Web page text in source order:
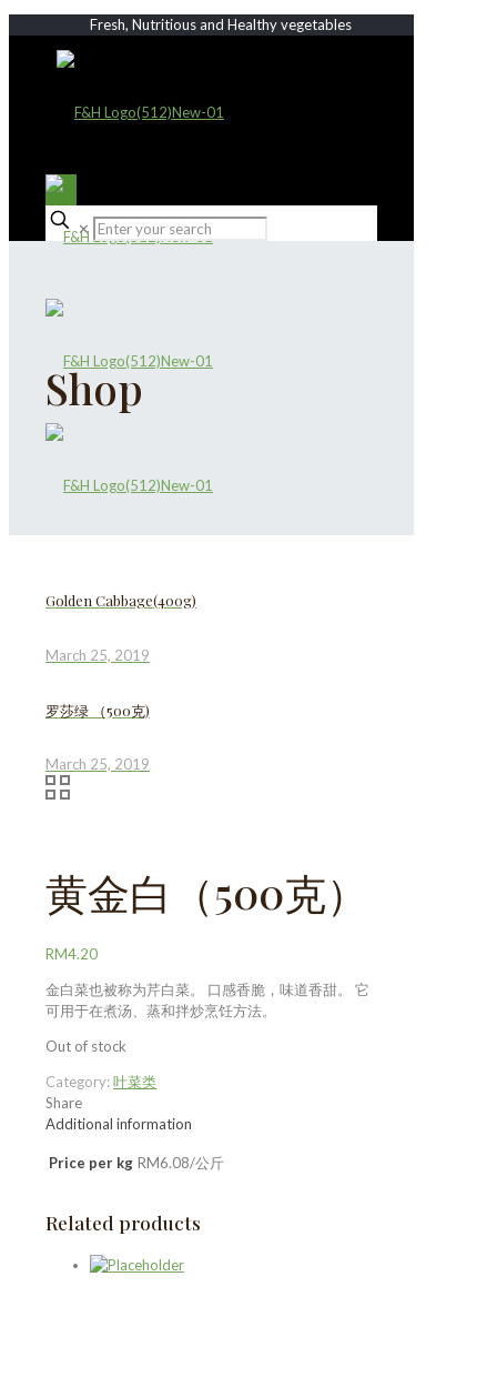
Fresh, Nutritious and Healthy vegetables
✕
Shop
Golden Cabbage(400g)
March 25, 2019
罗莎绿 （500克)
March 25, 2019
黄金白（500克）
RM4.20
金白菜也被称为芹白菜。 口感香脆，味道香甜。 它
可用于在煮汤、蒸和拌炒烹饪方法。
Out of stock
Category:叶菜类
Share
Additional information
Price per kg RM6.08/公斤
Related products